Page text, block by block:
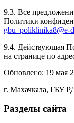
9.3. Все
Политики
gbu_poliklinika8@e-
9.4. Действующая
на странице по
Обновлено: 19 мая
г. Махачкала, ГБУ
Разделы сайта